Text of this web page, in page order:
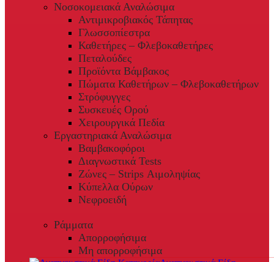
Νοσοκομειακά Αναλώσιμα
Αντιμικροβιακός Τάπητας
Γλωσσοπίεστρα
Καθετήρες – Φλεβοκαθετήρες
Πεταλούδες
Προϊόντα Βάμβακος
Πώματα Καθετήρων – Φλεβοκαθετήρων
Στρόφυγγες
Συσκευές Ορού
Χειρουργικά Πεδία
Εργαστηριακά Αναλώσιμα
Βαμβακοφόροι
Διαγνωστικά Tests
Ζώνες – Strips Αιμοληψίας
Κύπελλα Ούρων
Νεφροειδή
Ράμματα
Απορροφήσιμα
Μη απορροφήσιμα